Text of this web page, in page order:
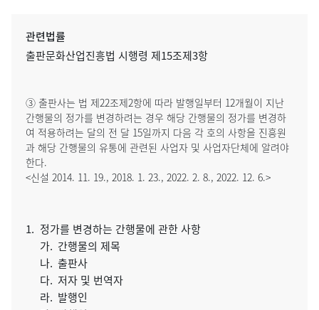
관련법률
출판문화산업진흥법 시행령 제15조제3항
③ 출판사는 법 제22조제2항에 따라 발행일부터 12개월이 지난
간행물의 정가를 변경하려는 경우 해당 간행물의 정가를 변경하
여 적용하려는 달의 전 달 15일까지 다음 각 호의 사항을 진흥원
과 해당 간행물의 유통에 관련된 사업자 및 사업자단체에 알려야
한다.
<신설 2014. 11. 19., 2018. 1. 23., 2022. 2. 8., 2022. 12. 6.>
1. 정가를 변경하는 간행물에 관한 사항
가. 간행물의 제목
나. 출판사
다. 저자 및 번역자
라. 발행인